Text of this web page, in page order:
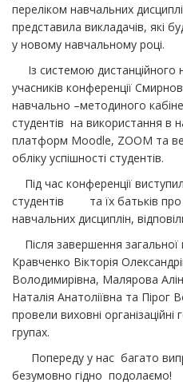
переліком навчальних
представила викладачів, які
у новому навчальному році.
Із системою дистанційного
учасників конференції
навчально –методиного
студентів на використання в
платформ Moodle, ZOOM та
обліку успішності студентів.
Під час конференції
студентів та їх батьків про
навчальних дисциплін,
Після завершення загальної
Кравченко Вікторія
Володимирівна, Малярова
Наталія Анатоліївна та
провели виховні
групах.
Попереду у нас багато
безумовно гідно подолаємо!